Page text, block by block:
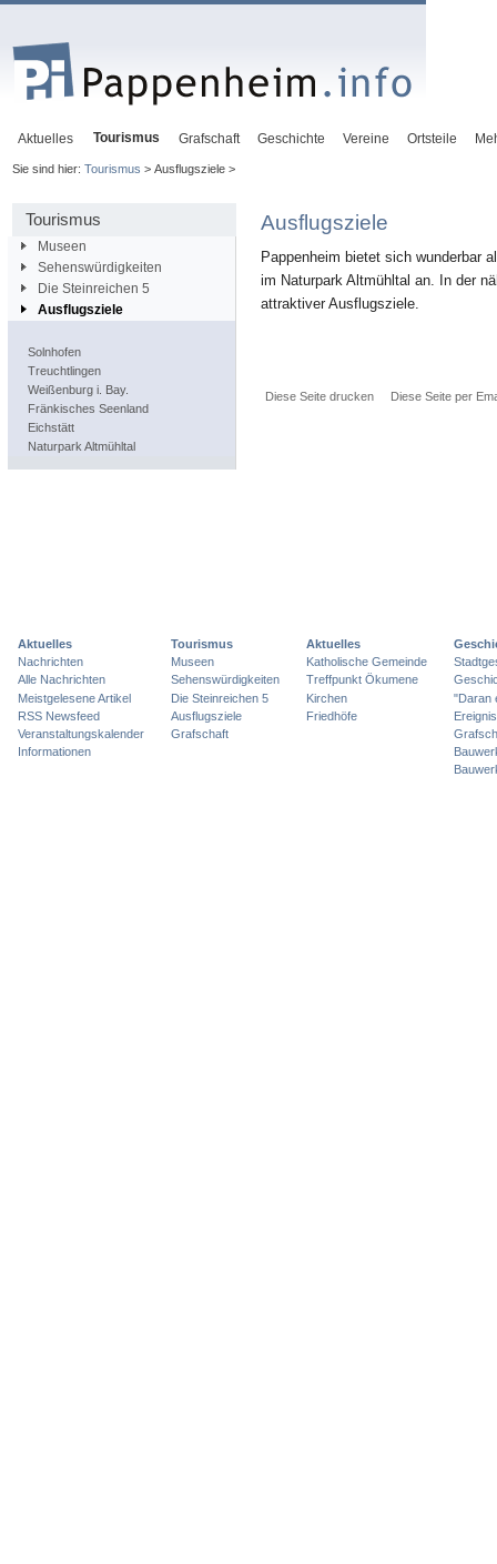
Aktuelles Tourismus Grafschaft Geschichte Vereine Ortsteile
Sie sind hier: Tourismus > Ausflugsziele >
Tourismus
Museen
Sehenswürdigkeiten
Die Steinreichen 5
Ausflugsziele
Solnhofen
Treuchtlingen
Weißenburg i. Bay.
Fränkisches Seenland
Eichstätt
Naturpark Altmühltal
Ausflugsziele
Pappenheim bietet sich wunderbar
im Naturpark Altmühltal an. In der
attraktiver Ausflugsziele.
Diese Seite drucken Diese Seite per
Aktuelles
Nachrichten
Alle Nachrichten
Meistgelesene Artikel
RSS Newsfeed
Veranstaltungskalender
Informationen
Tourismus
Museen
Sehenswürdigkeiten
Die Steinreichen 5
Ausflugsziele
Grafschaft
Aktuelles
Katholische Gemeinde
Treffpunkt Ökumene
Kirchen
Friedhöfe
"Daran